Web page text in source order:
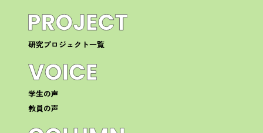
研究プロジェクト一覧
学生の声
教員の声